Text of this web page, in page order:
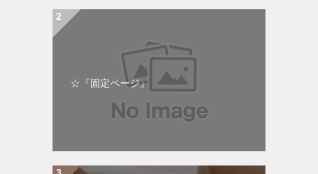
☆『固定ページ』